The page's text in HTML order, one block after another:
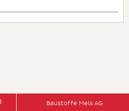
Baustoffe Mels AG